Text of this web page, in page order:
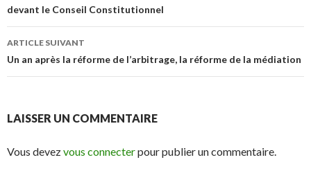
articles
devant le Conseil Constitutionnel
ARTICLE SUIVANT
Un an après la réforme de l’arbitrage, la réforme de la médiation
LAISSER UN COMMENTAIRE
Vous devezvous connecterpour publier un commentaire.